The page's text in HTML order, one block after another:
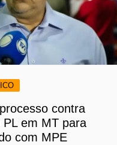
contra
em MT para
com MPE